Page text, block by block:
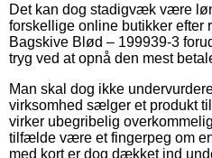
Det kan dog stadigvæk være
forskellige online butikker efter
Bagskive Blød – 199939-3
tryg ved at opnå den mest
Man skal dog ikke
virksomhed sælger et produkt
virker ubegribelig
tilfælde være et fingerpeg om
med kort er dog dækket ind